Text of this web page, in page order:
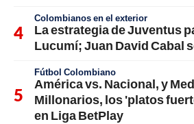
Colombianos en el exterior
La estrategia de Juventus
Lucumí; Juan David Cabal
Fútbol Colombiano
América vs. Nacional, y
Millonarios, los 'platos
en Liga BetPlay